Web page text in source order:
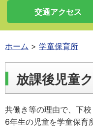
交通アクセス
ホーム 学童保育所
放課後児童
共働き等の理由で、下
6年生の児童を学童保育